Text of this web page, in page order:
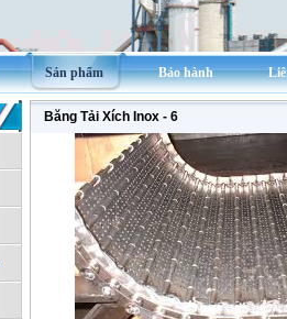
Sản phẩm Bảo hành
Băng Tải Xích Inox - 6